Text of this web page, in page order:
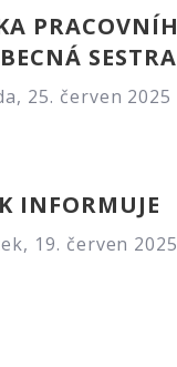
SESTRA
25. červen
INFORMUJE
19. červen